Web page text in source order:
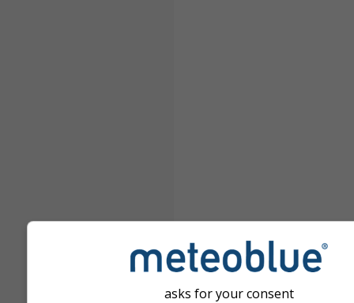
asks for your consent